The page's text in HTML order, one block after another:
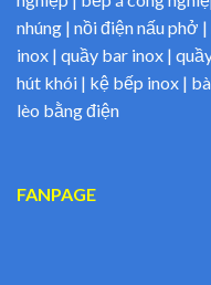
nhúng | nồi điện nấu phở
inox | quầy bar inox |
hút khói | kệ bếp inox |
lèo bằng điện
FANPAGE